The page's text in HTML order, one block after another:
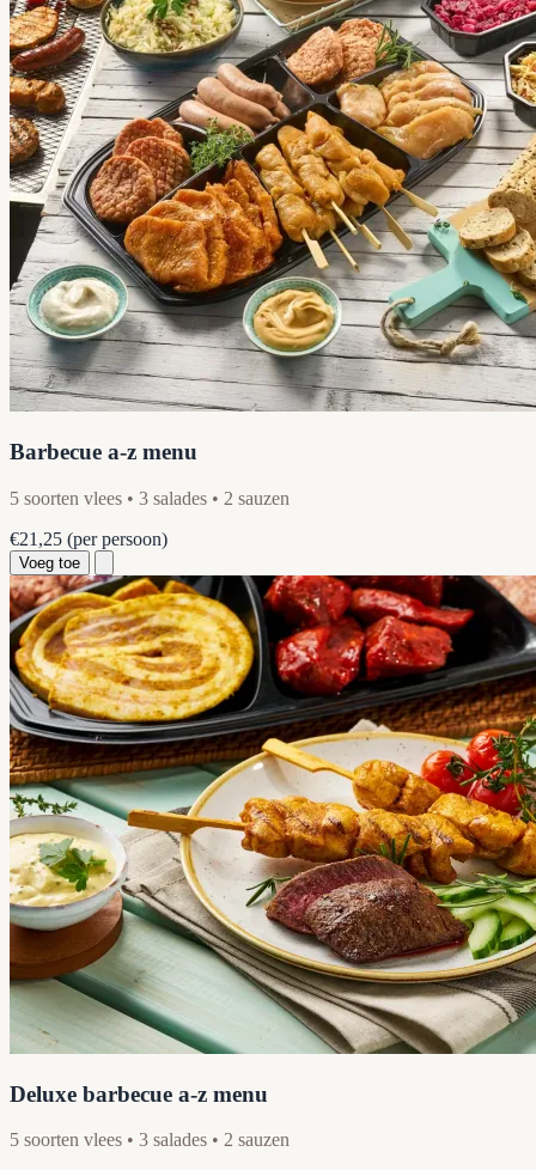
Barbecue a-z menu
5 soorten vlees • 3 salades • 2 sauzen
€21,25 (per persoon)
Voeg toe
Deluxe barbecue a-z menu
5 soorten vlees • 3 salades • 2 sauzen